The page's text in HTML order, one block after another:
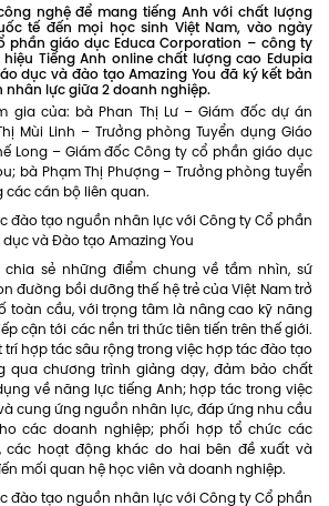
nghệ để mang tiếng Anh với chất lượng
tế đến mọi học sinh Việt Nam, vào ngày
phần giáo dục Educa Corporation – công ty
Tiếng Anh online chất lượng cao Edupia
dục và đào tạo Amazing You đã ký kết bản
lực giữa 2 doanh nghiệp.
gia của: bà Phan Thị Lư – Giám đốc dự án
Mùi Linh – Trưởng phòng Tuyển dụng Giáo
Long – Giám đốc Công ty cổ phần giáo dục
bà Phạm Thị Phượng – Trưởng phòng tuyển
các cán bộ liên quan.
sẻ những điểm chung về tầm nhìn, sứ
đường bồi dưỡng thế hệ trẻ của Việt Nam trở
toàn cầu, với trọng tâm là nâng cao kỹ năng
cận tới các nền tri thức tiên tiến trên thế giới.
hợp tác sâu rộng trong việc hợp tác đào tạo
qua chương trình giảng dạy, đảm bảo chất
về năng lực tiếng Anh; hợp tác trong việc
cung ứng nguồn nhân lực, đáp ứng nhu cầu
các doanh nghiệp; phối hợp tổ chức các
các hoạt động khác do hai bên đề xuất và
mối quan hệ học viên và doanh nghiệp.